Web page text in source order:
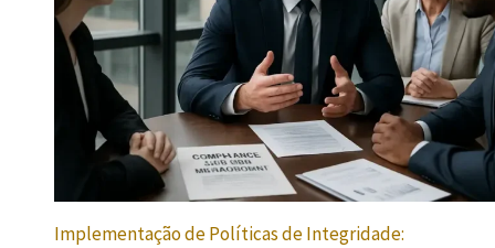
Implementação de Políticas de Integridade: